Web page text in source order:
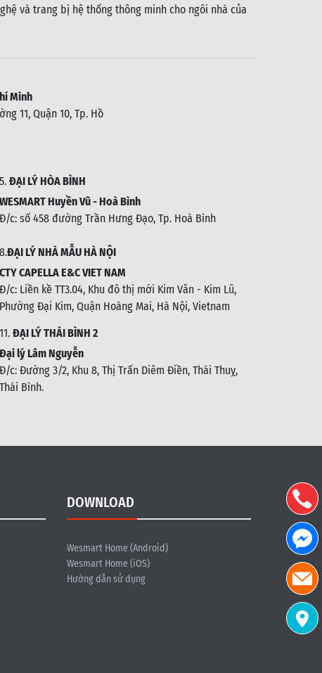
và trang bị hệ thống thông minh cho ngôi nhà của
Minh
11, Quận 10, Tp. Hồ
5. ĐẠI LÝ HÒA BÌNH
WESMART Huyền Vũ - Hoà Bình
Đ/c: số 458 đường Trần Hưng Đạo, Tp. Hoà Bình
8.ĐẠI LÝ NHÀ MẪU HÀ NỘI
CTY CAPELLA E&C VIET NAM
Đ/c: Liền kề TT3.04, Khu đô thị mới Kim Văn - Kim Lũ,
Phường Đại Kim, Quận Hoàng Mai, Hà Nội, Vietnam
11. ĐẠI LÝ THÁI BÌNH 2
Đại lý Lâm Nguyễn
Đ/c: Đường 3/2, Khu 8, Thị Trấn Diêm Điền, Thái Thuỵ,
Thái Bình.
DOWNLOAD
Wesmart Home (Android)
Wesmart Home (iOS)
Hướng dẫn sử dụng